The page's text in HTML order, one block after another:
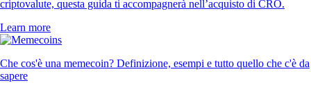
criptovalute, questa guida ti accompagnerà nell’acquisto di CRO.
Learn more
Che cos'è una memecoin? Definizione, esempi e tutto quello che c'è da
sapere